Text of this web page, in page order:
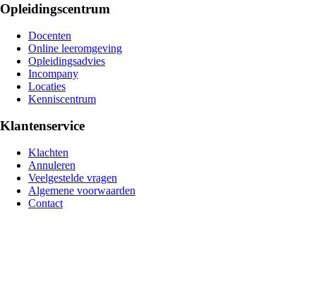
Opleidingscentrum
Docenten
Online leeromgeving
Opleidingsadvies
Incompany
Locaties
Kenniscentrum
Klantenservice
Klachten
Annuleren
Veelgestelde vragen
Algemene voorwaarden
Contact